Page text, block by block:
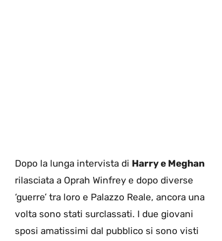
Dopo la lunga intervista di Harry e Meghan
rilasciata a Oprah Winfrey e dopo diverse
‘guerre’ tra loro e Palazzo Reale, ancora una
volta sono stati surclassati. I due giovani
sposi amatissimi dal pubblico si sono visti